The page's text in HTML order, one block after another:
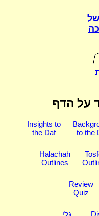
על הדף
Insights to
the Daf
to the
Halachah
Outlines
Review
Quiz
גלי